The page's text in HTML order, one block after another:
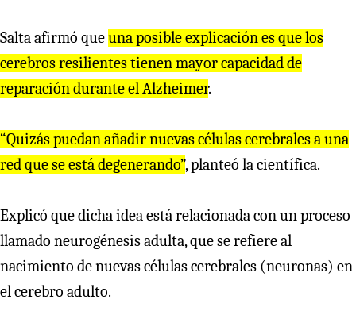
Salta afirmó queuna posible explicación es que los
cerebros resilientes tienen mayor capacidad de
reparación durante el Alzheimer.
“Quizás puedan añadir nuevas células cerebrales a una
red que se está degenerando”, planteó la científica.
Explicó que dicha idea está relacionada con un proceso
llamado neurogénesis adulta, que se refiere al
nacimiento de nuevas células cerebrales (neuronas) en
el cerebro adulto.